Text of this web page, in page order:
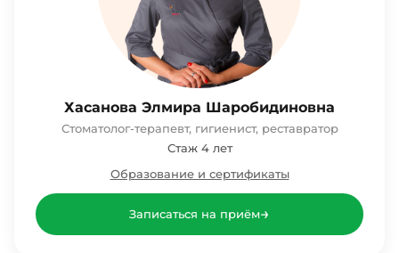
Хасанова Элмира Шаробидиновна
Стоматолог-терапевт, гигиенист, реставратор
Стаж 4 лет
Образование и сертификаты
Записаться на приём→